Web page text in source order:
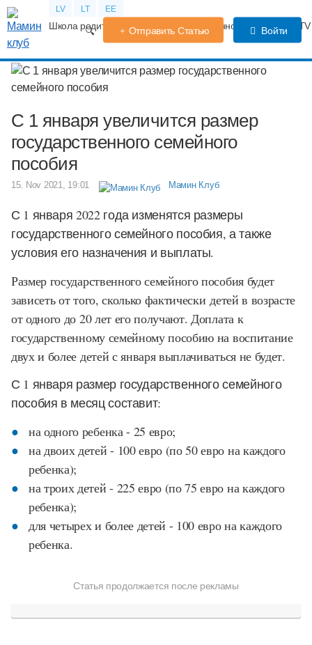
LV LT EE
Школа родителей Календарь беременности Форум
Отправить Статью Войти
С 1 января увеличится размер
государственного семейного
пособия
15. Nov 2021, 19:01 Мамин Клуб
С 1 января 2022 года изменятся размеры
государственного семейного пособия, а также
условия его назначения и выплаты.
Размер государственного семейного пособия будет
зависеть от того, сколько фактически детей в возрасте
от одного до 20 лет его получают. Доплата к
государственному семейному пособию на воспитание
двух и более детей с января выплачиваться не будет.
С 1 января размер государственного семейного
пособия в месяц составит:
на одного ребенка - 25 евро;
на двоих детей - 100 евро (по 50 евро на каждого
ребенка);
на троих детей - 225 евро (по 75 евро на каждого
ребенка);
для четырех и более детей - 100 евро на каждого
ребенка.
Статья продолжается после рекламы